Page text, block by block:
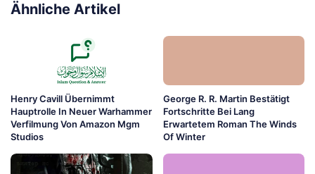
Ähnliche Artikel
Henry Cavill Übernimmt
Hauptrolle In Neuer Warhammer
Verfilmung Von Amazon Mgm
Studios
George R. R. Martin Bestätigt
Fortschritte Bei Lang
Erwartetem Roman The Winds
Of Winter